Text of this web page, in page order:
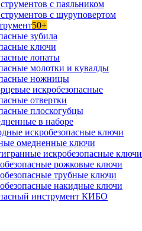
с паяльником
с шуруповертом
50+
зубила
ключи
лопаты
молотки и кувалды
ножницы
искробезопасные
отвертки
плоскогубцы
в наборе
искробезопасные ключи
омедненные ключи
искробезопасные ключи
рожковые ключи
трубные ключи
накидные ключи
инструмент КИБО